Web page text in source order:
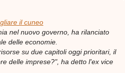
il cuneo
nel nuovo governo, ha rilanciato
delle economie.
su due capitoli oggi prioritari, il
delle imprese?", ha detto l'ex vice